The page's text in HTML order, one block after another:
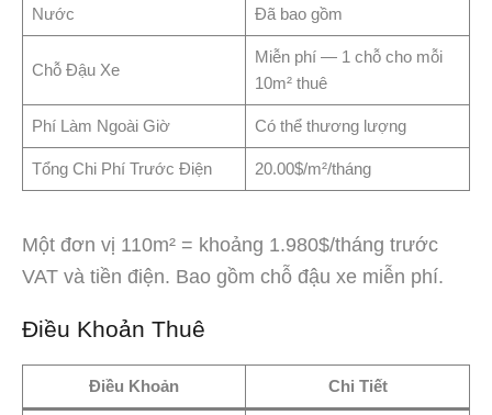
Nước Đã bao gồm
Chỗ Đậu Xe
Miễn phí — 1 chỗ cho mỗi
10m² thuê
Phí Làm Ngoài Giờ Có thể thương lượng
Tổng Chi Phí Trước Điện 20.00$/m²/tháng
Một đơn vị 110m² = khoảng 1.980$/tháng trước
VAT và tiền điện. Bao gồm chỗ đậu xe miễn phí.
Điều Khoản Thuê
Điều Khoản Chi Tiết